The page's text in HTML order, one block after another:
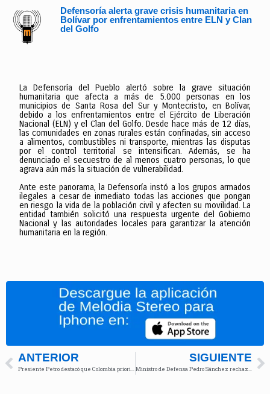
Defensoría alerta grave crisis humanitaria en
Bolívar por enfrentamientos entre ELN y Clan
del Golfo
La Defensoría del Pueblo alertó sobre la grave situación
humanitaria que afecta a más de 5.000 personas en los
municipios de Santa Rosa del Sur y Montecristo, en Bolívar,
debido a los enfrentamientos entre el Ejército de Liberación
Nacional (ELN) y el Clan del Golfo. Desde hace más de 12 días,
las comunidades en zonas rurales están confinadas, sin acceso
a alimentos, combustibles ni transporte, mientras las disputas
por el control territorial se intensifican. Además, se ha
denunciado el secuestro de al menos cuatro personas, lo que
agrava aún más la situación de vulnerabilidad.
Ante este panorama, la Defensoría instó a los grupos armados
ilegales a cesar de inmediato todas las acciones que pongan
en riesgo la vida de la población civil y afecten su movilidad. La
entidad también solicitó una respuesta urgente del Gobierno
Nacional y las autoridades locales para garantizar la atención
humanitaria en la región.
ANTERIOR SIGUIENTE